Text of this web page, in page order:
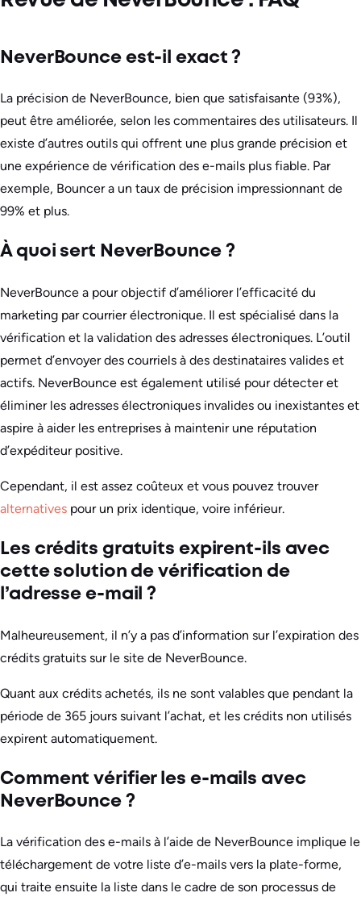
NeverBounce est-il exact ?
La précision de NeverBounce, bien que satisfaisante (93%),
peut être améliorée, selon les commentaires des utilisateurs. Il
existe d’autres outils qui offrent une plus grande précision et
une expérience de vérification des e-mails plus fiable. Par
exemple, Bouncer a un taux de précision impressionnant de
99% et plus.
À quoi sert NeverBounce ?
NeverBounce a pour objectif d’améliorer l’efficacité du
marketing par courrier électronique. Il est spécialisé dans la
vérification et la validation des adresses électroniques. L’outil
permet d’envoyer des courriels à des destinataires valides et
actifs. NeverBounce est également utilisé pour détecter et
éliminer les adresses électroniques invalides ou inexistantes et
aspire à aider les entreprises à maintenir une réputation
d’expéditeur positive.
Cependant, il est assez coûteux et vous pouvez trouver
alternatives pour un prix identique, voire inférieur.
Les crédits gratuits expirent-ils avec
cette solution de vérification de
l’adresse e-mail ?
Malheureusement, il n’y a pas d’information sur l’expiration des
crédits gratuits sur le site de NeverBounce.
Quant aux crédits achetés, ils ne sont valables que pendant la
période de 365 jours suivant l’achat, et les crédits non utilisés
expirent automatiquement.
Comment vérifier les e-mails avec
NeverBounce ?
La vérification des e-mails à l’aide de NeverBounce implique le
téléchargement de votre liste d’e-mails vers la plate-forme,
qui traite ensuite la liste dans le cadre de son processus de